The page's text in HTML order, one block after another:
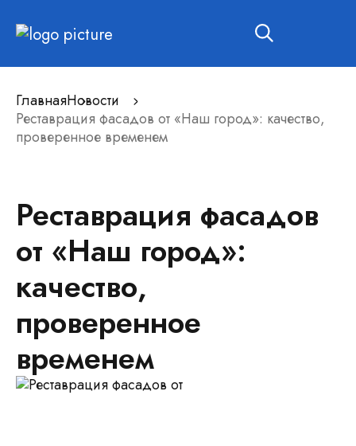
ГлавнаяНовости
Реставрация фасадов от «Наш город»: качество,
проверенное временем
Реставрация фасадов
от «Наш город»:
качество,
проверенное
временем